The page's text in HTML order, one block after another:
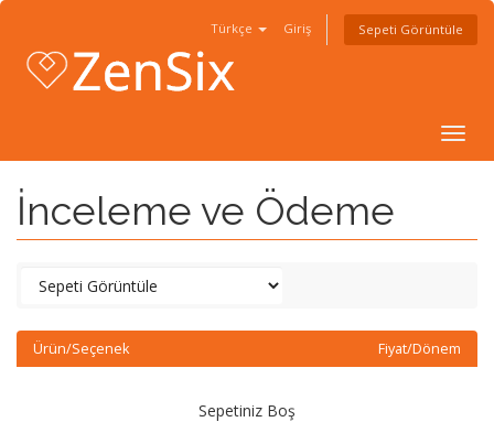
Türkçe Giriş Sepeti Görüntüle
İnceleme ve Ödeme
Ürün/Seçenek Fiyat/Dönem
Sepetiniz Boş